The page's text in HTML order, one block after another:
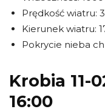
Prędkość wiatru:
Kierunek wiatru:
Pokrycie nieba
Krobia 11-
16:00